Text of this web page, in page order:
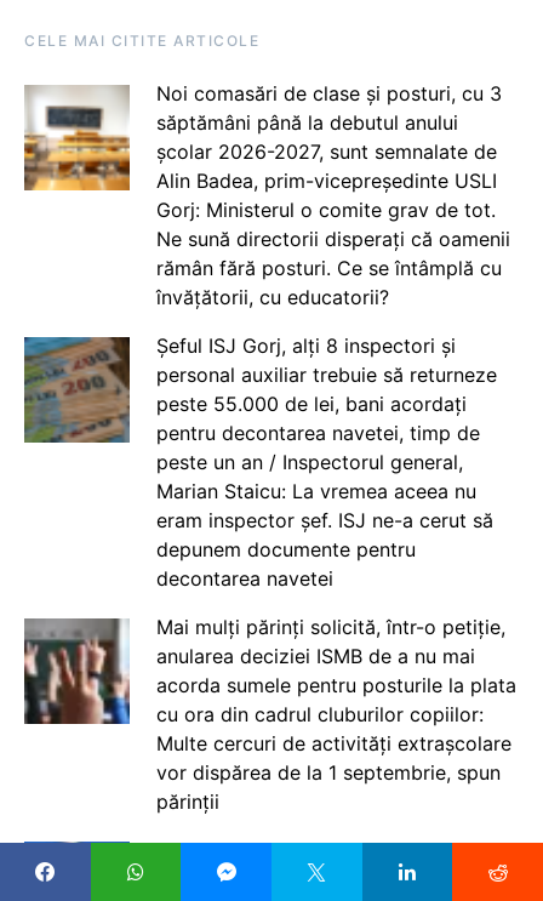
CELE MAI CITITE ARTICOLE
Noi comasări de clase și posturi, cu 3
săptămâni până la debutul anului
școlar 2026-2027, sunt semnalate de
Alin Badea, prim-vicepreședinte USLI
Gorj: Ministerul o comite grav de tot.
Ne sună directorii disperați că oamenii
rămân fără posturi. Ce se întâmplă cu
învățătorii, cu educatorii?
Șeful ISJ Gorj, alți 8 inspectori și
personal auxiliar trebuie să returneze
peste 55.000 de lei, bani acordați
pentru decontarea navetei, timp de
peste un an / Inspectorul general,
Marian Staicu: La vremea aceea nu
eram inspector șef. ISJ ne-a cerut să
depunem documente pentru
decontarea navetei
Mai mulți părinți solicită, într-o petiție,
anularea deciziei ISMB de a nu mai
acorda sumele pentru posturile la plata
cu ora din cadrul cluburilor copiilor:
Multe cercuri de activități extrașcolare
vor dispărea de la 1 septembrie, spun
părinții
Ministrul interimar al Muncii Dragos
Pîslaru: În urma ultimelor discuții cu